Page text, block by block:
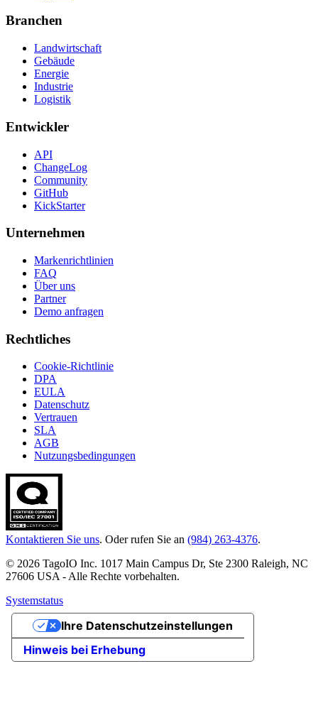
Branchen
Landwirtschaft
Gebäude
Energie
Industrie
Logistik
Entwickler
API
ChangeLog
Community
GitHub
KickStarter
Unternehmen
Markenrichtlinien
FAQ
Über uns
Partner
Demo anfragen
Rechtliches
Cookie-Richtlinie
DPA
EULA
Datenschutz
Vertrauen
SLA
AGB
Nutzungsbedingungen
Kontaktieren Sie uns. Oder rufen Sie an (984) 263-4376.
© 2026 TagoIO Inc. 1017 Main Campus Dr, Ste 2300 Raleigh, NC
27606 USA - Alle Rechte vorbehalten.
Systemstatus
Hinweis bei Erhebung
Ihre Datenschutzeinstellungen